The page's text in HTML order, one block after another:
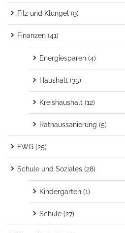
Filz und Klüngel (9)
Finanzen (41)
Energiesparen (4)
Haushalt (35)
Kreishaushalt (12)
Rathaussanierung (5)
FWG (25)
Schule und Soziales (28)
Kindergarten (1)
Schule (27)